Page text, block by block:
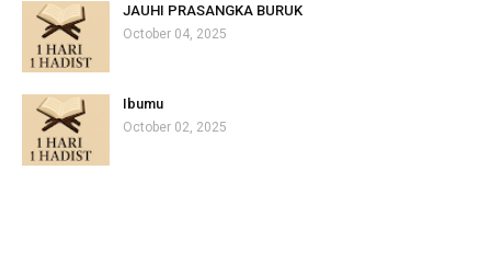
JAUHI PRASANGKA BURUK
October 04, 2025
Ibumu
October 02, 2025